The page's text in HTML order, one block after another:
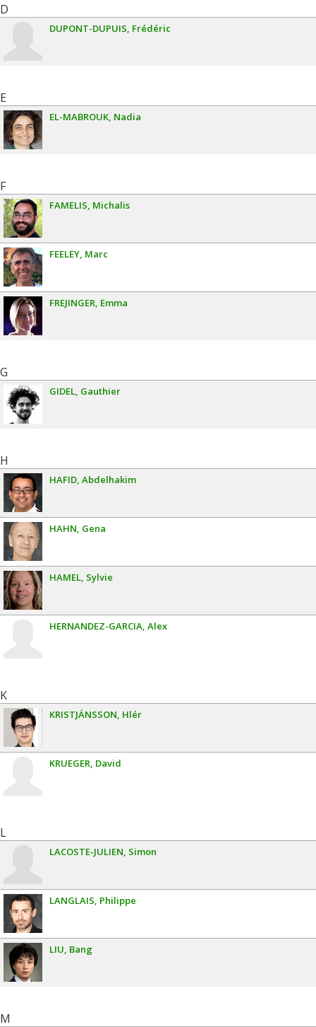
D
DUPONT-DUPUIS Frédéric
E
EL-MABROUK Nadia
F
FAMELIS Michalis
FEELEY Marc
FREJINGER Emma
G
GIDEL Gauthier
H
HAFID Abdelhakim
HAHN Gena
HAMEL Sylvie
HERNANDEZ-GARCIA Alex
K
KRISTJÁNSSON Hlér
KRUEGER David
L
LACOSTE-JULIEN Simon
LANGLAIS Philippe
LIU Bang
M